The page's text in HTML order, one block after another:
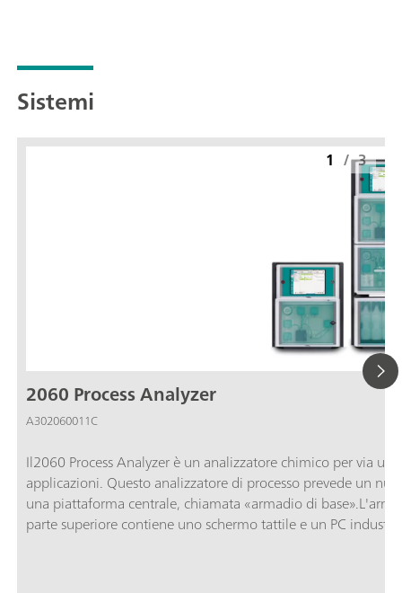
Sistemi
2060 Process Analyzer
A302060011C
Il2060 Process Analyzer è un analizzatore chimico per via
applicazioni. Questo analizzatore di processo prevede un
una piattaforma centrale, chiamata «armadio di
parte superiore contiene uno schermo tattile e un PC
1 / 3